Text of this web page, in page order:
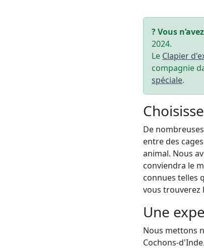
? Vous
2024.
Le Clapier
compagnie
spéciale.
De
entre des
animal. Nous
conviendra le
connues telles
vous trouverez
Une
Nous mettons
Cochons-